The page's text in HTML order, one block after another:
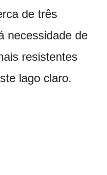
de três
necessidade de
resistentes
lago claro.